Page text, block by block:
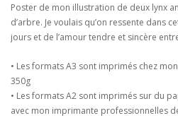
à
Poster de mon illustration de deux lynx
d’arbre. Je voulais qu’on ressente dans
jours et de l’amour tendre et sincère
• Les formats A3 sont imprimés chez
350g
• Les formats A2 sont imprimés sur du
avec mon imprimante professionnelles